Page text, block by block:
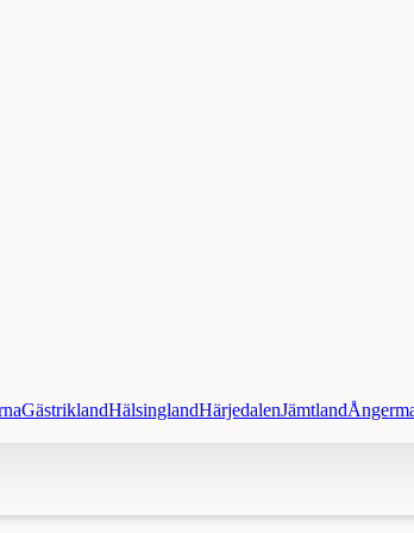
GästriklandHälsinglandHärjedalenJämtland